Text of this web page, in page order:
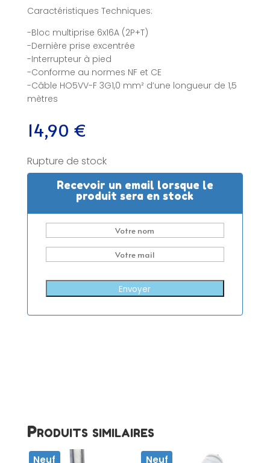
Caractéristiques Techniques:
-Bloc multiprise 6x16A (2P+T)
-Dernière prise excentrée
-Interrupteur à pied
-Conforme au normes NF et CE
-Câble HO5VV-F 3G1,0 mm² d’une longueur de 1,5
mètres
14,90 €
Rupture de stock
Recevoir un email lorsque le
produit sera en stock
Envoyer
Produits similaires
Neuf Neuf